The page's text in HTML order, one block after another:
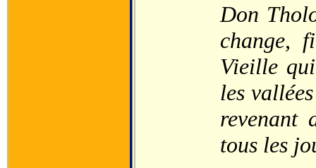
Don
change,
Vieille
les
revenant
tous les